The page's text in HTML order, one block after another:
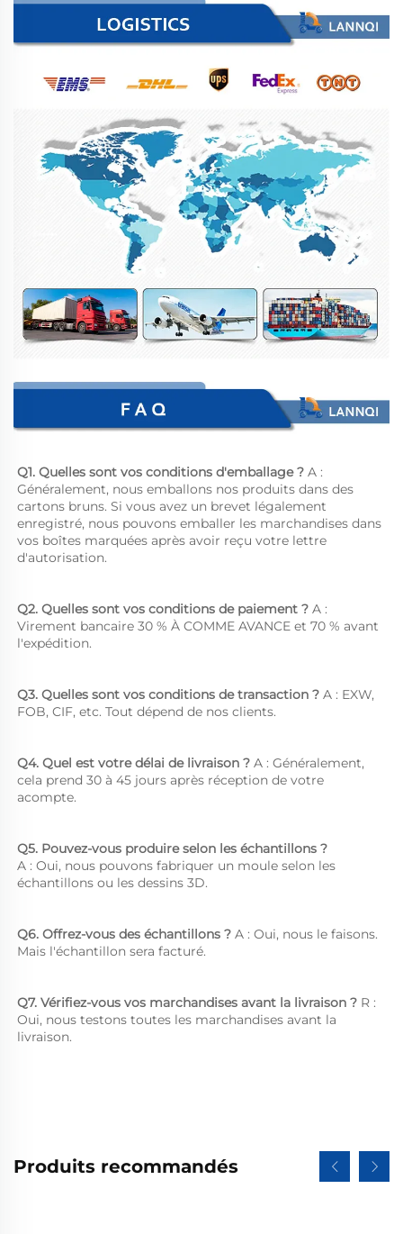
Q1. Quelles sont vos conditions d'emballage ? A :
Généralement, nous emballons nos produits dans des
cartons bruns. Si vous avez un brevet légalement
enregistré, nous pouvons emballer les marchandises dans
vos boîtes marquées après avoir reçu votre lettre
d'autorisation.
Q2. Quelles sont vos conditions de paiement ? A :
Virement bancaire 30 % À COMME AVANCE et 70 % avant
l'expédition.
Q3. Quelles sont vos conditions de transaction ? A : EXW,
FOB, CIF, etc. Tout dépend de nos clients.
Q4. Quel est votre délai de livraison ? A : Généralement,
cela prend 30 à 45 jours après réception de votre
acompte.
Q5. Pouvez-vous produire selon les échantillons ?
A : Oui, nous pouvons fabriquer un moule selon les
échantillons ou les dessins 3D.
Q6. Offrez-vous des échantillons ? A : Oui, nous le faisons.
Mais l'échantillon sera facturé.
Q7. Vérifiez-vous vos marchandises avant la livraison ? R :
Oui, nous testons toutes les marchandises avant la
livraison.
Produits recommandés